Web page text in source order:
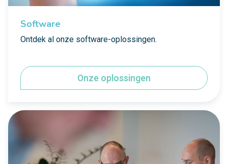
Software
Ontdek al onze software-oplossingen.
Onze oplossingen